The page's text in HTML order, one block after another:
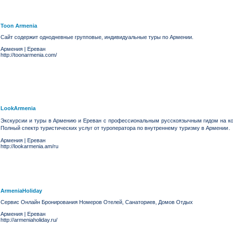
Toon Armenia
Сайт содержит однодневные групповые, индивидуальные туры по Армении.
Армения | Ереван
http://toonarmenia.com/
LookArmenia
Экскурсии и туры в Армению и Ереван с профессиональным русскоязычным гидом на
Полный спектр туристических услуг от туроператора по внутреннему туризму в Армении․
Армения | Ереван
http://lookarmenia.am/ru
ArmeniaHoliday
Сервис Онлайн Бронирования Номеров Отелей, Санаториев, Домов Отдых
Армения | Ереван
http://armeniaholiday.ru/